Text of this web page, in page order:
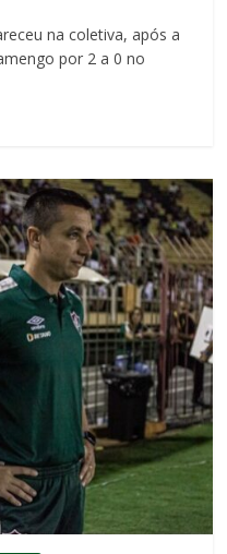
na coletiva, após a
por 2 a 0 no